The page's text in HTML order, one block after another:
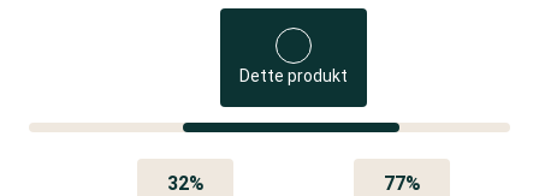
Dette produkt
32% 77%